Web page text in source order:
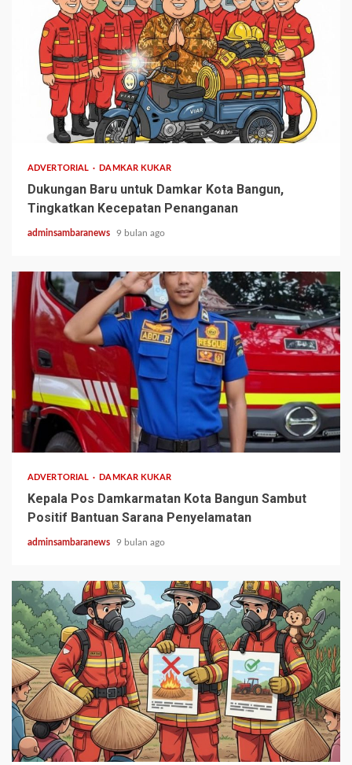
1 min read
ADVERTORIAL DAMKAR KUKAR
Dukungan Baru untuk Damkar Kota Bangun,
Tingkatkan Kecepatan Penanganan
adminsambaranews 9 bulan ago
1 min read
ADVERTORIAL DAMKAR KUKAR
Kepala Pos Damkarmatan Kota Bangun Sambut
Positif Bantuan Sarana Penyelamatan
adminsambaranews 9 bulan ago
1 min read